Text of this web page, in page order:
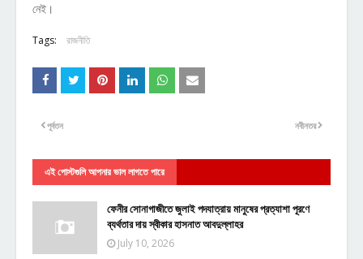
নেই।
Tags: রাজনীতি
নবীনতর
পূর্বতন
এই পোস্টগুলি আপনার ভাল লাগতে পারে
ফেনীর সোনাগাজীতে জুলাই পদযাত্রায় মানুষের প্রত্যাশা পূরণে
ব্যর্থতার দায় স্বীকার হাসনাত আবদুল্লাহর
July 10, 2026